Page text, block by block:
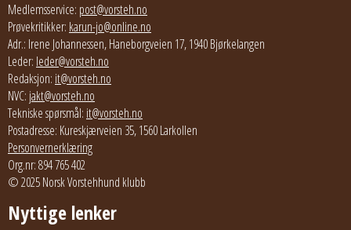
Medlemsservice: post@vorsteh.no
Prøvekritikker: karun-jo@online.no
Adr.: Irene Johannessen, Haneborgveien 17, 1940 Bjørkelangen
Leder: leder@vorsteh.no
Redaksjon: it@vorsteh.no
NVC: jakt@vorsteh.no
Tekniske spørsmål: it@vorsteh.no
Postadresse: Kureskjærveien 35, 1560 Larkollen
Personvernerklæring
Org.nr: 894 765 402
© 2025 Norsk Vorstehhund klubb
Nyttige lenker